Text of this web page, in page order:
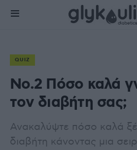
QUIZ
No.2 Πόσο καλά
τον διαβήτη σας;
Ανακαλύψτε πόσο καλά
διαβήτη κάνοντας μια